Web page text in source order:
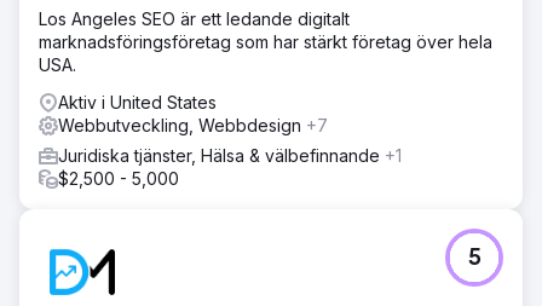
Los Angeles SEO är ett ledande digitalt
marknadsföringsföretag som har stärkt företag över hela
USA.
Aktiv i United States
Webbutveckling, Webbdesign +7
Juridiska tjänster, Hälsa & välbefinnande +1
$2,500 - 5,000
5